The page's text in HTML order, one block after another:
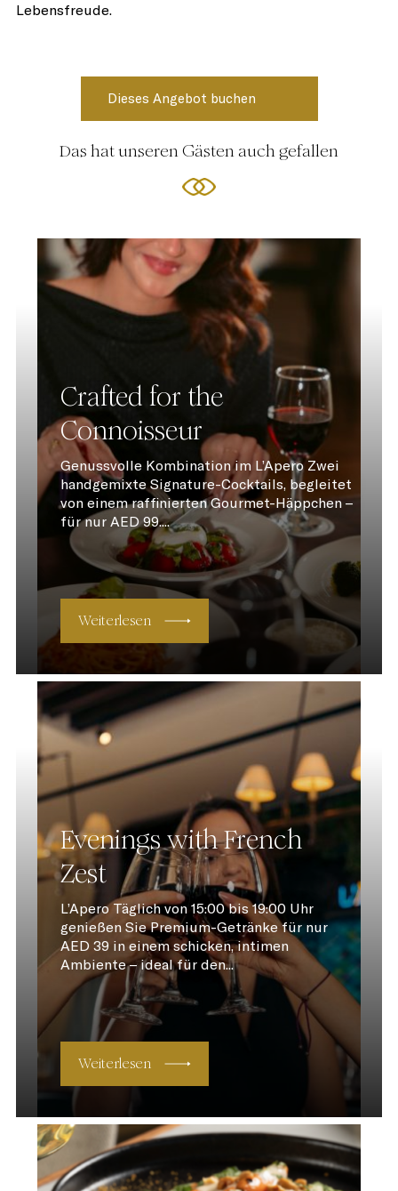
Lebensfreude.
Das hat unseren Gästen auch gefallen
Crafted for the
Connoisseur
Genussvolle Kombination im L’Apero Zwei
handgemixte Signature-Cocktails, begleitet
von einem raffinierten Gourmet-Häppchen –
für nur AED 99....
Weiterlesen
Evenings with French
Zest
L’Apero Täglich von 15:00 bis 19:00 Uhr
genießen Sie Premium-Getränke für nur
AED 39 in einem schicken, intimen
Ambiente – ideal für den...
Weiterlesen